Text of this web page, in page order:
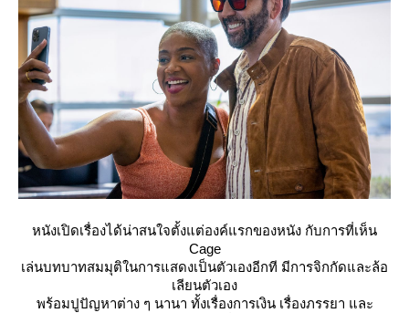
หนังเปิดเรื่องได้น่าสนใจตั้งแต่องค์แรกของหนัง กับการที่เห็น
Cage
เล่นบทบาทสมมุติในการแสดงเป็นตัวเองอีกที มีการจิกกัดและล้อ
เลียนตัวเอง
พร้อมปูปัญหาต่าง ๆ นานา ทั้งเรื่องการเงิน เรื่องภรรยา และ